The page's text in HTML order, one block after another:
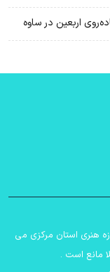
اربعین در ساوه
هنری استان مرکزی می
مانع است .